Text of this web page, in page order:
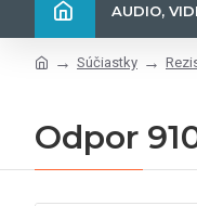
AUDIO,
Súčiastky
Odpor